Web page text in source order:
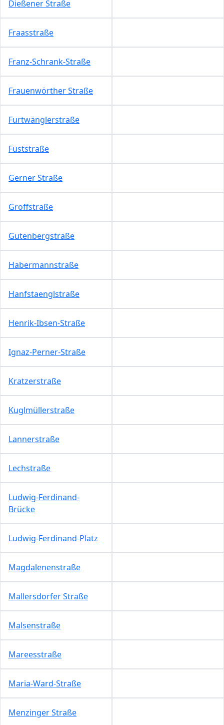
Dießener Straße
Fraasstraße
Franz-Schrank-Straße
Frauenwörther Straße
Furtwänglerstraße
Fuststraße
Gerner Straße
Groffstraße
Gutenbergstraße
Habermannstraße
Hanfstaenglstraße
Henrik-Ibsen-Straße
Ignaz-Perner-Straße
Kratzerstraße
Kuglmüllerstraße
Lannerstraße
Lechstraße
Ludwig-Ferdinand-
Brücke
Ludwig-Ferdinand-Platz
Magdalenenstraße
Mallersdorfer Straße
Malsenstraße
Mareesstraße
Maria-Ward-Straße
Menzinger Straße